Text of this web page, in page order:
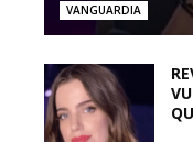
VANGUARDIA